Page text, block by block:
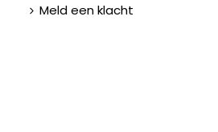
Meld een klacht